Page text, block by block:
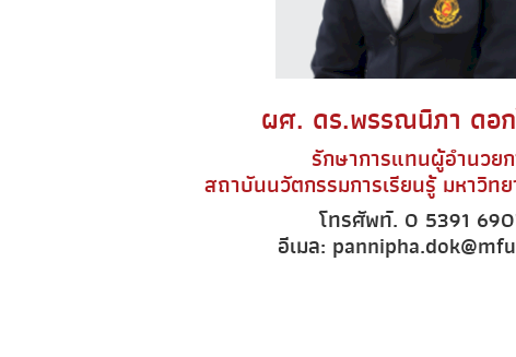
ผศ. ดร.พรรณนิภา ดอ
รักษาการแทนผู้อำนวย
สถาบันนวัตกรรมการเรียนรู้ มหาวิท
โทรศัพท์. 0 5391
อีเมล: